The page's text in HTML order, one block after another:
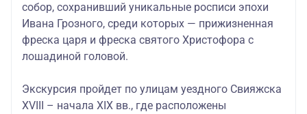
собор, сохранивший уникальные росписи эпохи
Ивана Грозного, среди которых — прижизненная
фреска царя и фреска святого Христофора с
лошадиной головой.
Экскурсия пройдет по улицам уездного Свияжска
XVIII – начала XIX вв., где расположены